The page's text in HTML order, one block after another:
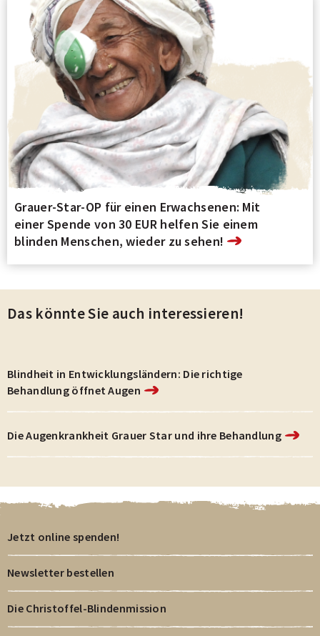
Grauer-Star-OP für einen Erwachsenen: Mit
einer Spende von 30 EUR helfen Sie einem
blinden Menschen, wieder zu sehen!
Das könnte Sie auch interessieren!
Blindheit in Entwicklungsländern: Die richtige
Behandlung öffnet Augen
Die Augenkrankheit Grauer Star und ihre Behandlung
Jetzt online spenden!
Newsletter bestellen
Die Christoffel-Blindenmission